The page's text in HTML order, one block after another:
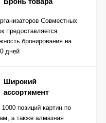
Совместных
предоставляется
бронирования на
дней
Широкий
ассортимент
позиций картин по
а также алмазная